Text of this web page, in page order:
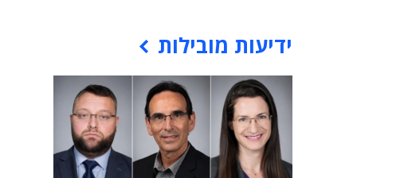
ידיעות מובילות